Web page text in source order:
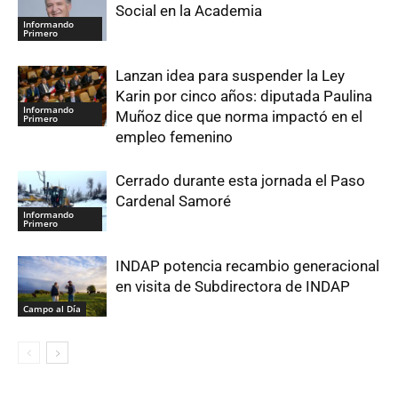
Informando
Primero
Social en la Academia
Informando
Primero
Lanzan idea para suspender la Ley
Karin por cinco años: diputada Paulina
Muñoz dice que norma impactó en el
empleo femenino
Informando
Primero
Cerrado durante esta jornada el Paso
Cardenal Samoré
Campo al Día
INDAP potencia recambio generacional
en visita de Subdirectora de INDAP